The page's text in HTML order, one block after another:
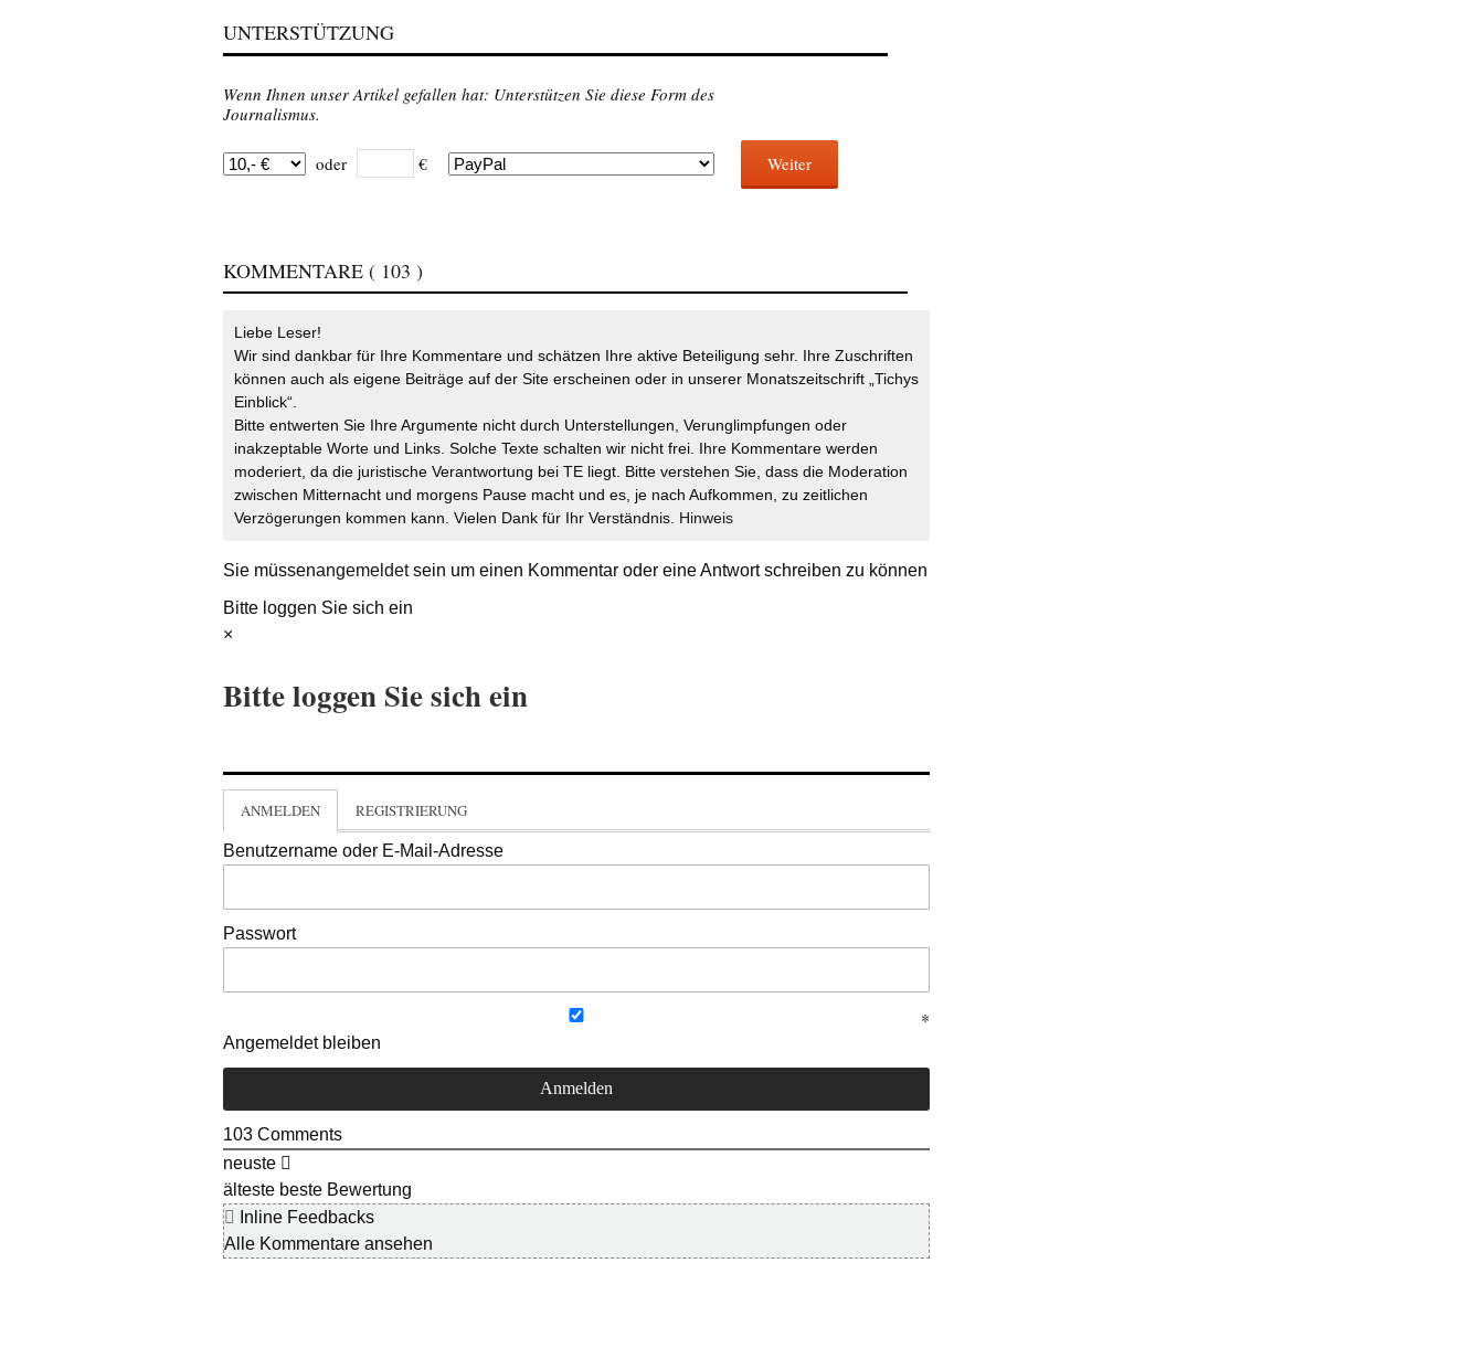
UNTERSTÜTZUNG
Wenn Ihnen unser Artikel gefallen hat: Unterstützen Sie diese Form des
Journalismus.
oder € Weiter
KOMMENTARE ( 103 )
Liebe Leser!
Wir sind dankbar für Ihre Kommentare und schätzen Ihre aktive Beteiligung sehr. Ihre Zuschriften
können auch als eigene Beiträge auf der Site erscheinen oder in unserer Monatszeitschrift „Tichys
Einblick“.
Bitte entwerten Sie Ihre Argumente nicht durch Unterstellungen, Verunglimpfungen oder
inakzeptable Worte und Links. Solche Texte schalten wir nicht frei. Ihre Kommentare werden
moderiert, da die juristische Verantwortung bei TE liegt. Bitte verstehen Sie, dass die Moderation
zwischen Mitternacht und morgens Pause macht und es, je nach Aufkommen, zu zeitlichen
Verzögerungen kommen kann. Vielen Dank für Ihr Verständnis. Hinweis
Sie müssenangemeldetsein um einen Kommentar oder eine Antwort schreiben zu können
Bitte loggen Sie sich ein
×
Bitte loggen Sie sich ein
ANMELDEN REGISTRIERUNG
Benutzername oder E-Mail-Adresse
Passwort
Angemeldet bleiben
103 Comments
neuste
älteste beste Bewertung
Inline Feedbacks
Alle Kommentare ansehen